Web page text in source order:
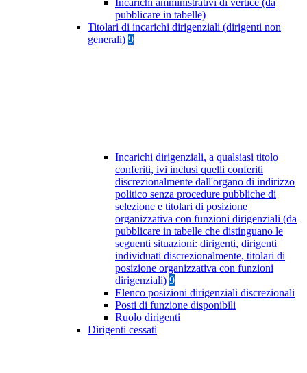
Incarichi amministrativi di vertice (da
pubblicare in tabelle)
Titolari di incarichi dirigenziali (dirigenti non
generali) 9
Incarichi dirigenziali, a qualsiasi titolo
conferiti, ivi inclusi quelli conferiti
discrezionalmente dall'organo di indirizzo
politico senza procedure pubbliche di
selezione e titolari di posizione
organizzativa con funzioni dirigenziali (da
pubblicare in tabelle che distinguano le
seguenti situazioni: dirigenti, dirigenti
individuati discrezionalmente, titolari di
posizione organizzativa con funzioni
dirigenziali) 9
Elenco posizioni dirigenziali discrezionali
Posti di funzione disponibili
Ruolo dirigenti
Dirigenti cessati